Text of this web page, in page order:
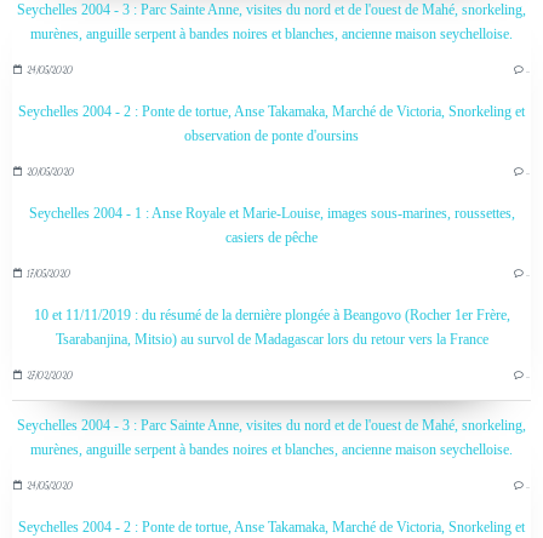
Seychelles 2004 - 3 : Parc Sainte Anne, visites du nord et de l'ouest de Mahé, snorkeling,
murènes, anguille serpent à bandes noires et blanches, ancienne maison seychelloise.
24/05/2020 …
Seychelles 2004 - 2 : Ponte de tortue, Anse Takamaka, Marché de Victoria, Snorkeling et
observation de ponte d'oursins
20/05/2020 …
Seychelles 2004 - 1 : Anse Royale et Marie-Louise, images sous-marines, roussettes,
casiers de pêche
17/05/2020 …
10 et 11/11/2019 : du résumé de la dernière plongée à Beangovo (Rocher 1er Frère,
Tsarabanjina, Mitsio) au survol de Madagascar lors du retour vers la France
27/02/2020 …
Seychelles 2004 - 3 : Parc Sainte Anne, visites du nord et de l'ouest de Mahé, snorkeling,
murènes, anguille serpent à bandes noires et blanches, ancienne maison seychelloise.
24/05/2020 …
Seychelles 2004 - 2 : Ponte de tortue, Anse Takamaka, Marché de Victoria, Snorkeling et